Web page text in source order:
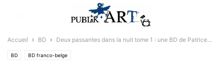
Accueil BD Deux passantes dans la nuit tome 1 : une BD de Patrice...
BD BD franco-belge